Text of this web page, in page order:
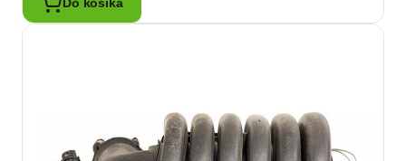
Do košíka